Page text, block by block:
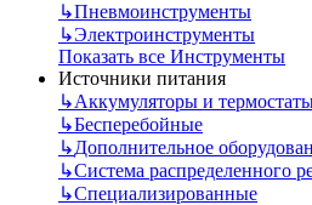
↳Пневмоинструменты
↳Электроинструменты
Показать все Инструменты
Источники питания
↳Аккумуляторы и
↳Бесперебойные
↳Дополнительное
↳Система распределенного
↳Специализированные